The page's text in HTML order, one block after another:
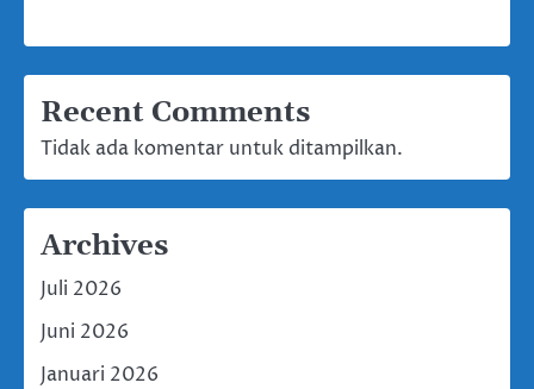
Recent Comments
Tidak ada komentar untuk ditampilkan.
Archives
Juli 2026
Juni 2026
Januari 2026